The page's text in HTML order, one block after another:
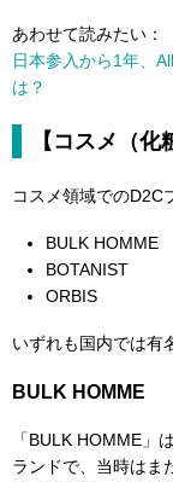
あわせて読みたい：
日本参入から1年、
は？
【コスメ（
コスメ領域でのD2C
BULK HOMME
BOTANIST
ORBIS
いずれも国内では有
BULK HOMME
「BULK HOMME」
ランドで、当時はま